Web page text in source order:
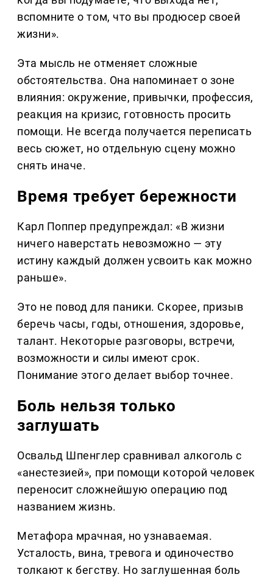
вспомните о том, что вы продюсер своей
жизни».
Эта мысль не отменяет сложные
обстоятельства. Она напоминает о зоне
влияния: окружение, привычки, профессия,
реакция на кризис, готовность просить
помощи. Не всегда получается переписать
весь сюжет, но отдельную сцену можно
снять иначе.
Время требует бережности
Карл Поппер предупреждал: «В жизни
ничего наверстать невозможно — эту
истину каждый должен усвоить как можно
раньше».
Это не повод для паники. Скорее, призыв
беречь часы, годы, отношения, здоровье,
талант. Некоторые разговоры, встречи,
возможности и силы имеют срок.
Понимание этого делает выбор точнее.
Боль нельзя только
заглушать
Освальд Шпенглер сравнивал алкоголь с
«анестезией», при помощи которой человек
переносит сложнейшую операцию под
названием жизнь.
Метафора мрачная, но узнаваемая.
Усталость, вина, тревога и одиночество
толкают к бегству. Но заглушенная боль